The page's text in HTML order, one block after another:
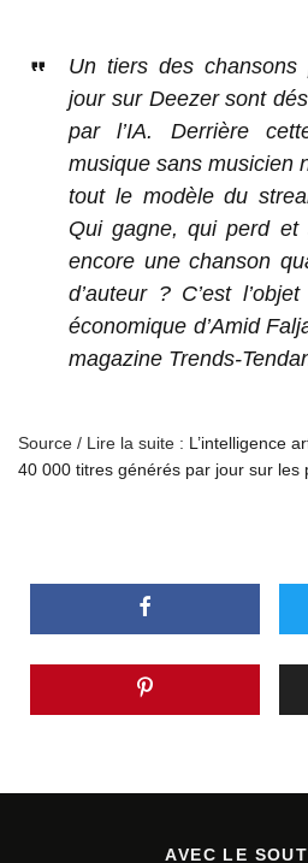
Un tiers des chansons
jour sur Deezer sont
par l’IA. Derrière
musique sans musicien
tout le modèle du
Qui gagne, qui perd et
encore une chanson
d’auteur ? C’est
économique d’Amid
magazine Trends-
Source / Lire la suite : L’intelligence
40 000 titres générés par jour sur les
AVEC LE